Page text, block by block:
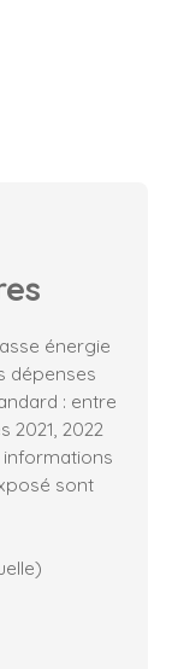
énergie
dépenses
: entre
2021, 2022
sont